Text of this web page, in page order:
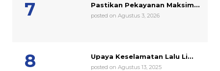
Pastikan Pekayanan Maksim...
posted on Agustus 3, 2026
Upaya Keselamatan Lalu Li...
posted on Agustus 13, 2025